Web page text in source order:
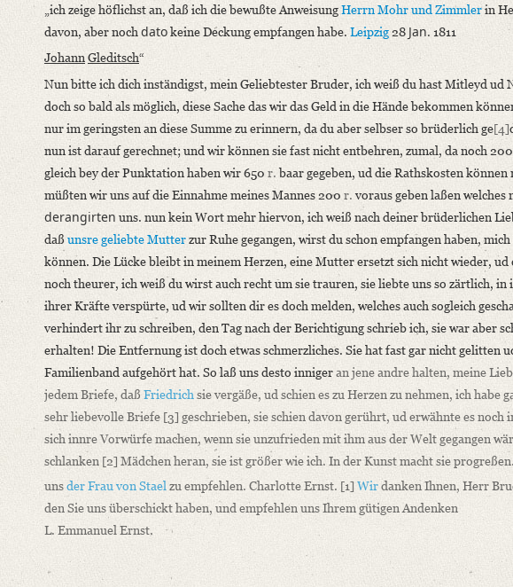
„ich zeige höflichst an, daß ich die bewußte AnweisungHerrn Mohrund Zimmlerin
davon, aber noch datokeine Deckung empfangen habe. Leipzig 28 Jan. 1811
JohannGleditsch“
Nun bitte ich dich inständigst, mein Geliebtester Bruder, ich weiß du hast Mitleyd
doch so bald als möglich, diese Sache das wir das Geld in die Hände bekommen
nur im geringsten an diese Summe zu erinnern, da du aber selbser so brüderlich ge[4]
nun ist darauf gerechnet; und wir können sie fast nicht entbehren, zumal, da noch 200
gleich bey der Punktation haben wir 650 r.baar gegeben, ud die Rathskosten können
müßten wir uns auf die Einnahme meines Mannes 200 r.voraus geben laßen
derangirten uns. nun kein Wort mehr hiervon, ich weiß nach deiner brüderlichen
daß unsre geliebte Mutterzur Ruhe gegangen, wirst du schon empfangen haben,
können. Die Lücke bleibt in meinem Herzen, eine Mutter ersetzt sich nicht wieder,
noch theurer, ich weiß du wirst auch recht um sie trauren, sie liebte uns so zärtlich,
ihrer Kräfte verspürte, ud wir sollten dir es doch melden, welches auch sogleich
verhindert ihr zu schreiben, den Tag nach der Berichtigung schrieb ich, sie war aber
erhalten! Die Entfernung ist doch etwas schmerzliches. Sie hat fast gar nicht gelitten
Familienband aufgehört hat. So laß uns desto innigeran jene andre halten, meine
jedem Briefe, daß Friedrich sie vergäße, ud schien es zu Herzen zu nehmen, ich
sehr liebevolle Briefe [3] geschrieben, sie schien davon gerührt, ud erwähnte es
sich innre Vorwürfe machen, wenn sie unzufrieden mit ihm aus der Welt gegangen
schlanken [2] Mädchen heran, sie ist größer wie ich. In der Kunst macht sie
unsder Frau von Stael zu empfehlen. Charlotte Ernst. [1] Wirdanken Ihnen, Herr
den Sie uns überschickt haben, und empfehlen uns Ihrem gütigen Andenken
L. Emmanuel Ernst.